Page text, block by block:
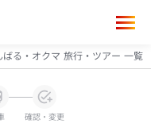
ばる・オクマ 旅行・ツアー 一覧
確認・変更